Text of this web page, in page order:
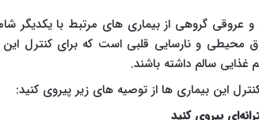
عروقی گروهی از بیماری های مرتبط با یکدیگر
محیطی و نارسایی قلبی است که برای کنترل
سالم داشته باشند.
این بیماری ها از توصیه های زیر پیروی کنید:
پیروی کنید